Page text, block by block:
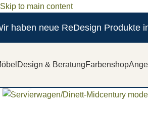
Skip to main content
haben neue ReDesign Produkte
Design & BeratungFarbenshop